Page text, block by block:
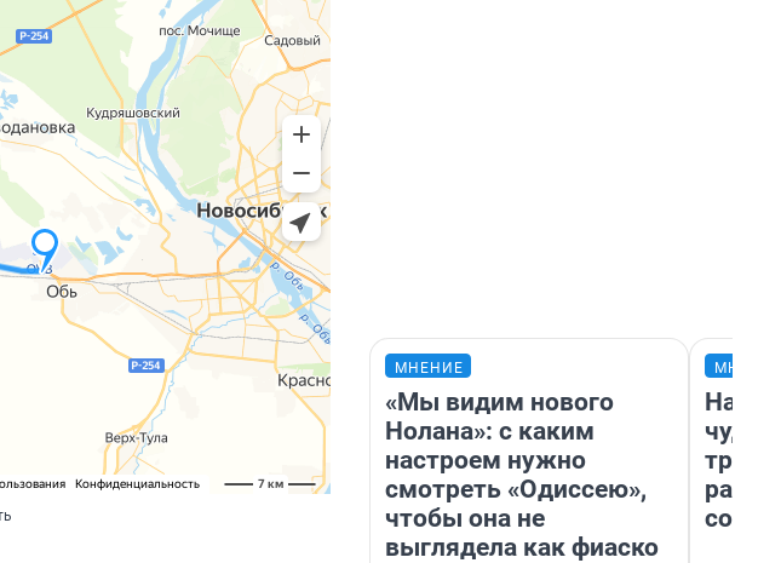
МНЕНИЕ
«Мы видим нового
Нолана»: с каким
настроем нужно
смотреть «Одиссею»,
чтобы она не
выглядела как фиаско